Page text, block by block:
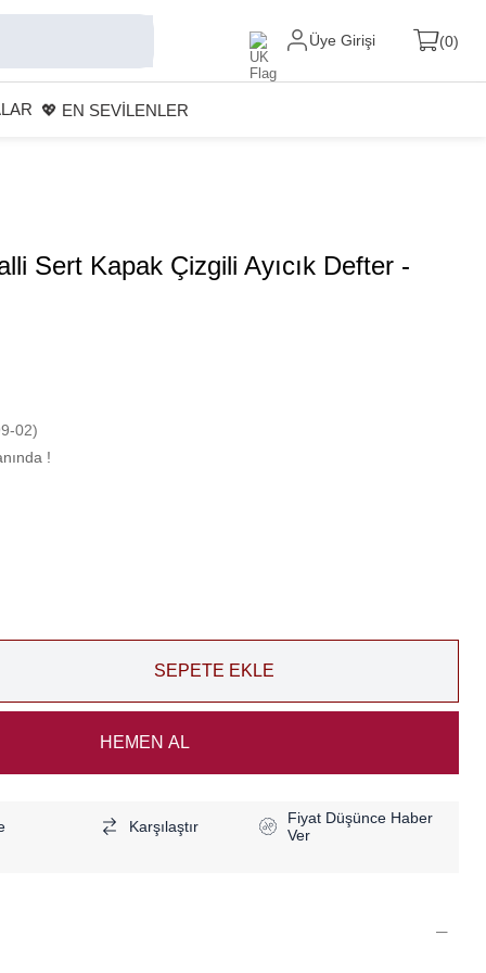
Üye Girişi 0
💖 EN SEVİLENLER
Sert Kapak Çizgili Ayıcık Defter -
02)
!
Karşılaştır
Fiyat Düşünce Haber
Ver